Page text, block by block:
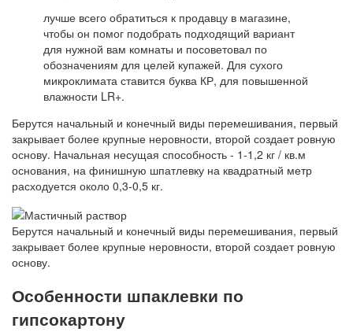
лучше всего обратиться к продавцу в магазине,
чтобы он помог подобрать подходящий вариант
для нужной вам комнаты и посоветовал по
обозначениям для целей купажей. Для сухого
микроклимата ставится буква КР, для повышенной
влажности LR+.
Берутся начальный и конечный виды перемешивания, первый
закрывает более крупные неровности, второй создает ровную
основу. Начальная несущая способность - 1-1,2 кг / кв.м
основания, на финишную шпатлевку на квадратный метр
расходуется около 0,3-0,5 кг.
Берутся начальный и конечный виды перемешивания, первый
закрывает более крупные неровности, второй создает ровную
основу.
Особенности шпаклевки по
гипсокартону